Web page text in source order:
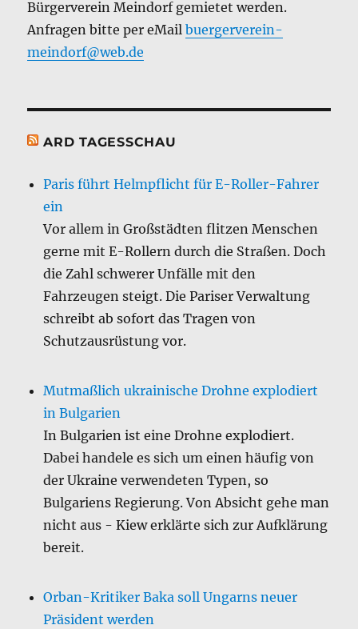
Bürgerverein Meindorf gemietet werden.
Anfragen bitte per eMailbuergerverein-
meindorf@web.de
ARD TAGESSCHAU
Paris führt Helmpflicht für E-Roller-Fahrer
ein
Vor allem in Großstädten flitzen Menschen
gerne mit E-Rollern durch die Straßen. Doch
die Zahl schwerer Unfälle mit den
Fahrzeugen steigt. Die Pariser Verwaltung
schreibt ab sofort das Tragen von
Schutzausrüstung vor.
Mutmaßlich ukrainische Drohne explodiert
in Bulgarien
In Bulgarien ist eine Drohne explodiert.
Dabei handele es sich um einen häufig von
der Ukraine verwendeten Typen, so
Bulgariens Regierung. Von Absicht gehe man
nicht aus - Kiew erklärte sich zur Aufklärung
bereit.
Orban-Kritiker Baka soll Ungarns neuer
Präsident werden